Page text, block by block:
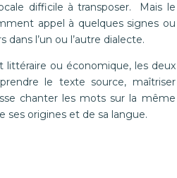
difficile à transposer. Mais le
appel à quelques signes ou
l’un ou l’autre dialecte.
littéraire ou économique, les deux
le texte source, maîtriser
chanter les mots sur la même
ses origines et de sa langue.